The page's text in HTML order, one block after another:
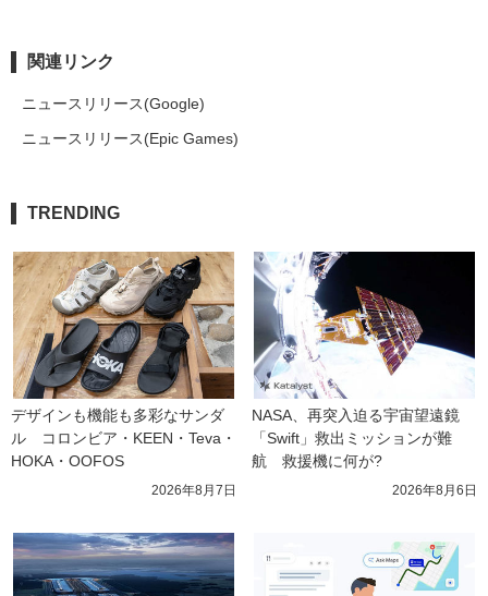
関連リンク
ニュースリリース(Google)
ニュースリリース(Epic Games)
TRENDING
デザインも機能も多彩なサンダ
ル　コロンビア・KEEN・Teva・
HOKA・OOFOS
2026年8月7日
NASA、再突入迫る宇宙望遠鏡
「Swift」救出ミッションが難
航　救援機に何が?
2026年8月6日